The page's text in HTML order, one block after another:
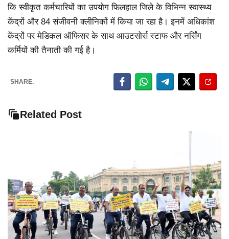
कि स्वीकृत कर्मचारियों का उपयोग फिलहाल जिले के विभिन्न स्वास्थ्य
केंद्रों और 84 संजीवनी क्लीनिकों में किया जा रहा है। इनमें अधिकांश
केंद्रों पर मेडिकल ऑफिसर के साथ आउटसोर्स स्टाफ और नर्सिंग
कर्मियों की तैनाती की गई है।
SHARE.
Related Post